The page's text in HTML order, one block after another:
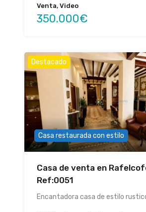
Venta, Video
350.000€
Destacado
Casa restaurada con estilo
Casa de venta en
Ref:0051
Encantadora casa de estilo